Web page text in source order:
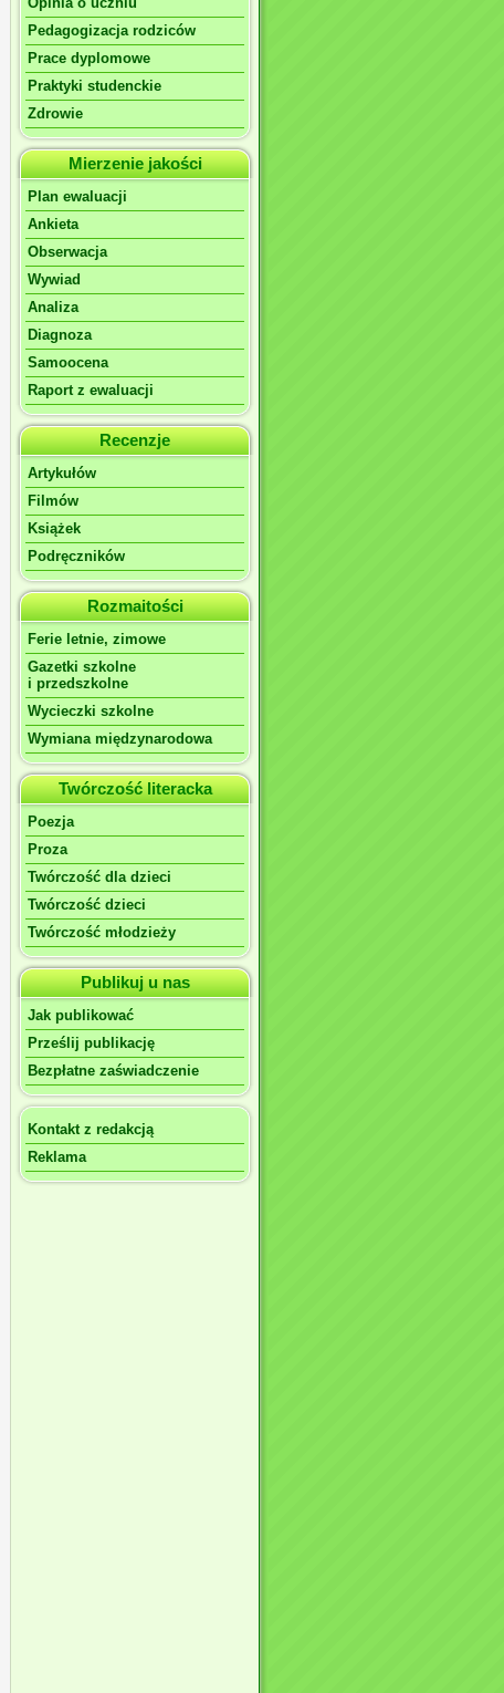
Pedagogizacja rodziców
Prace dyplomowe
Praktyki studenckie
Zdrowie
Mierzenie jakości
Plan ewaluacji
Ankieta
Obserwacja
Wywiad
Analiza
Diagnoza
Samoocena
Raport z ewaluacji
Recenzje
Artykułów
Filmów
Książek
Podręczników
Rozmaitości
Ferie letnie, zimowe
Gazetki szkolne
i przedszkolne
Wycieczki szkolne
Wymiana międzynarodowa
Twórczość literacka
Poezja
Proza
Twórczość dla dzieci
Twórczość dzieci
Twórczość młodzieży
Publikuj u nas
Jak publikować
Prześlij publikację
Bezpłatne zaświadczenie
Kontakt z redakcją
Reklama